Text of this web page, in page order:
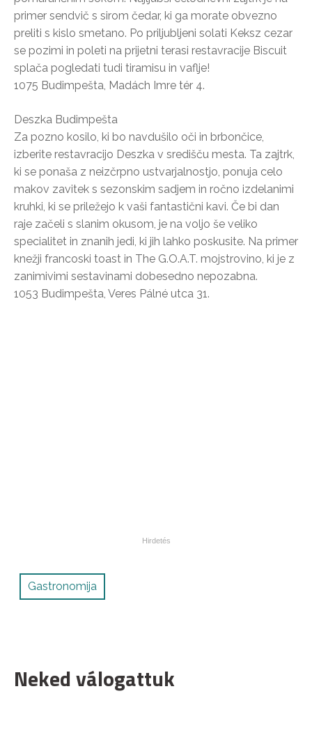
primer sendvič s sirom čedar, ki ga morate obvezno
preliti s kislo smetano. Po priljubljeni solati Keksz cezar
se pozimi in poleti na prijetni terasi restavracije Biscuit
splača pogledati tudi tiramisu in vaflje!
1075 Budimpešta, Madách Imre tér 4.
Deszka Budimpešta
Za pozno kosilo, ki bo navdušilo oči in brbončice,
izberite restavracijo Deszka v središču mesta. Ta zajtrk,
ki se ponaša z neizčrpno ustvarjalnostjo, ponuja celo
makov zavitek s sezonskim sadjem in ročno izdelanimi
kruhki, ki se priležejo k vaši fantastični kavi. Če bi dan
raje začeli s slanim okusom, je na voljo še veliko
specialitet in znanih jedi, ki jih lahko poskusite. Na primer
knežji francoski toast in The G.O.A.T. mojstrovino, ki je z
zanimivimi sestavinami dobesedno nepozabna.
1053 Budimpešta, Veres Pálné utca 31.
Gastronomija
Neked válogattuk